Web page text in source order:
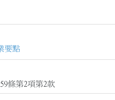
要點
條第2項第2款